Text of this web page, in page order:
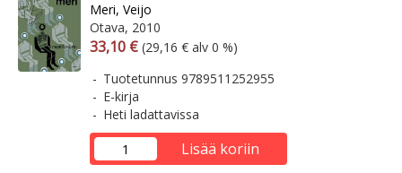
Meri, Veijo
Otava, 2010
Arvonlisäverollinen hinta
33,10 € Arvonlisäveroton hinta
(29,16 € alv 0 %)
Tuotetunnus 9789511252955
E-kirja
Heti ladattavissa
Lisää koriin